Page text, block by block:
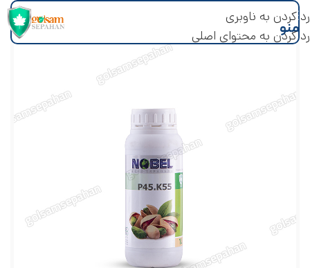
رد کردن به ناوبری
رد کردن به محتوای اصلی
منو